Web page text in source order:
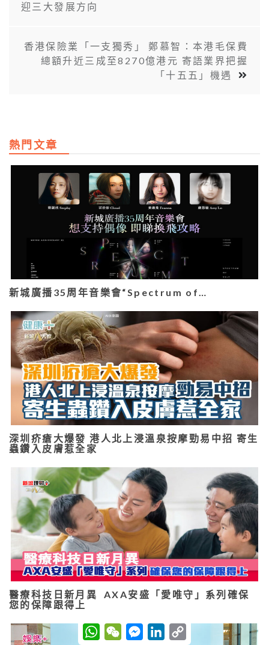
迎三大發展方向
香港保險業「一支獨秀」 鄭慕智：本港毛保費
總額升近三成至8270億港元 寄語業界把握
「十五五」機遇
熱門文章
新城廣播35周年音樂會“Spectrum of…
深圳疥瘡大爆發 港人北上浸溫泉按摩勁易中招 寄生
蟲鑽入皮膚惹全家
醫療科技日新月異 AXA安盛「愛唯守」系列確保
您的保障跟得上
W
h
W
e
M
e
L